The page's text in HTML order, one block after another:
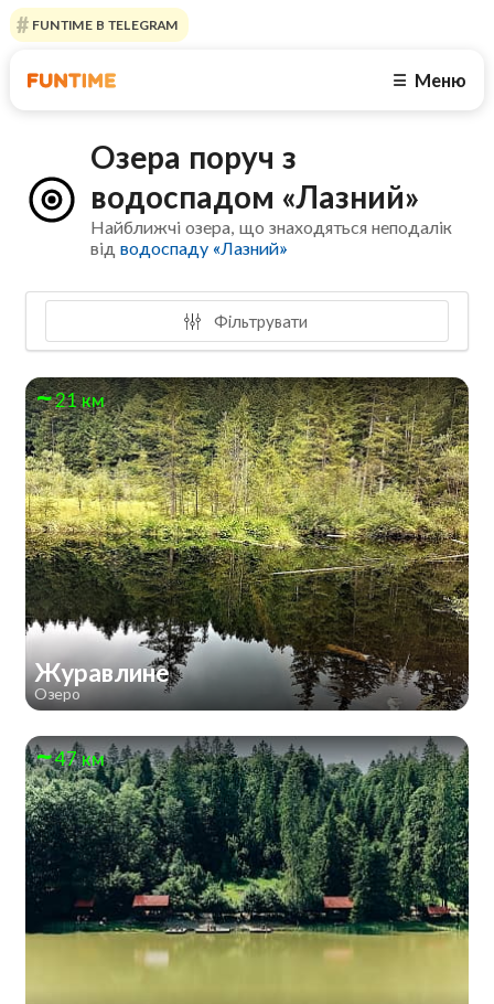
FUNTIME В TELEGRAM
☰ Меню
Озера поруч з
водоспадом «Лазний»
Найближчі озера, що знаходяться неподалік
відводоспаду «Лазний»
Фільтрувати
21 км
Журавлине
Озеро
47 км